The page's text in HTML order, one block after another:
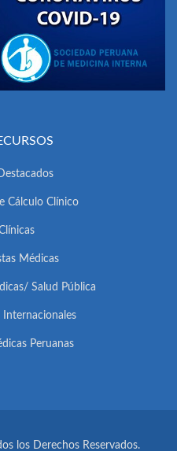
Cálculo Clínico
Médicas
Salud Pública
Internacionales
Peruanas
los Derechos Reservados.